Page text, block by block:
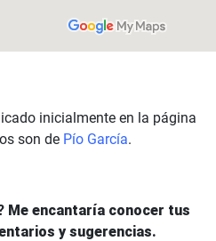
inicialmente en la página
son de Pío García.
Me encantaría conocer tus
y sugerencias.